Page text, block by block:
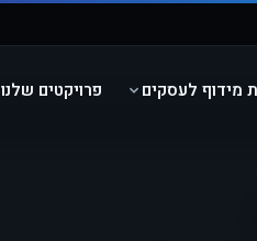
מידוף לעסקים פרויקטים שלנו